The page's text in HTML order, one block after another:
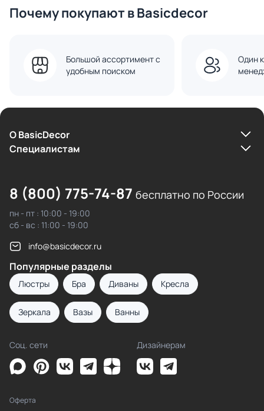
Почему покупают в Basicdecor
Большой ассортимент с
удобным поиском
Один
О BasicDecor
Cпециалистам
8 (800) 775-74-87 бесплатно по России
пн - пт : 10:00 - 19:00
сб - вс : 11:00 - 19:00
info@basicdecor.ru
Популярные разделы
Люстры Бра Диваны Кресла
Зеркала Вазы Ванны
Соц. сети Дизайнерам
Оферта